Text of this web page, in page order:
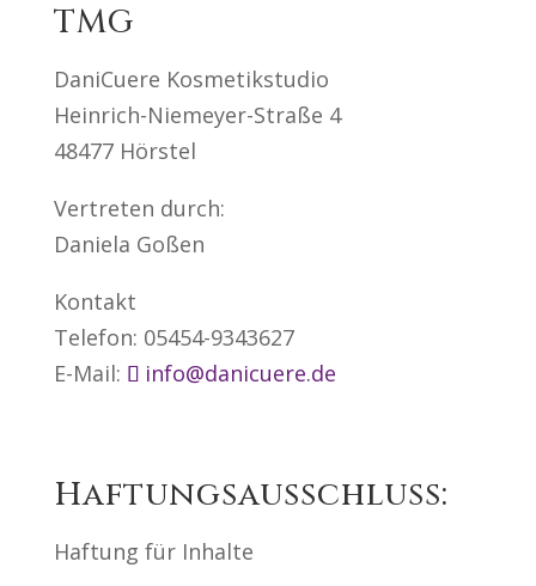
TMG
DaniCuere Kosmetikstudio
Heinrich-Niemeyer-Straße 4
48477 Hörstel
Vertreten durch:
Daniela Goßen
Kontakt
Telefon: 05454-9343627
E-Mail:
info@danicuere.de
Haftungsausschluss:
Haftung für Inhalte